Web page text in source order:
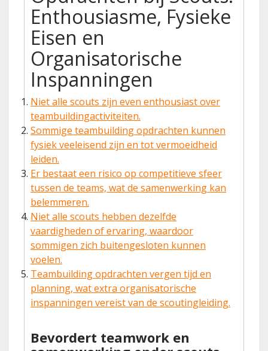
Enthousiasme, Fysieke
Eisen en
Organisatorische
Inspanningen
Niet alle scouts zijn even enthousiast over
teambuildingactiviteiten.
Sommige teambuilding opdrachten kunnen
fysiek veeleisend zijn en tot vermoeidheid
leiden.
Er bestaat een risico op competitieve sfeer
tussen de teams, wat de samenwerking kan
belemmeren.
Niet alle scouts hebben dezelfde
vaardigheden of ervaring, waardoor
sommigen zich buitengesloten kunnen
voelen.
Teambuilding opdrachten vergen tijd en
planning, wat extra organisatorische
inspanningen vereist van de scoutingleiding.
Bevordert teamwork en